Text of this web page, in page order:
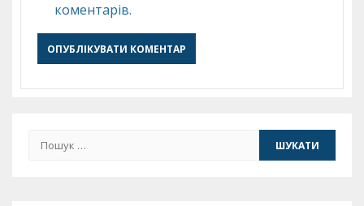
коментарів.
Пошук: